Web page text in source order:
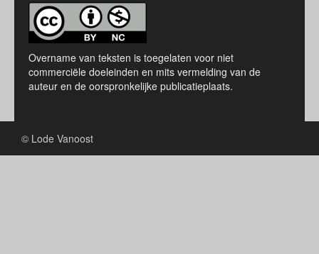
Overname van teksten is toegelaten voor niet
commerciële doeleinden en mits vermelding van de
auteur en de oorspronkelijke publicatieplaats.
© Lode Vanoost